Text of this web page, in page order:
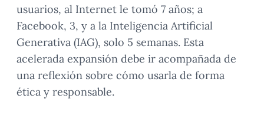
usuarios, al Internet le tomó 7 años; a
Facebook, 3, y a la Inteligencia Artificial
Generativa (IAG), solo 5 semanas. Esta
acelerada expansión debe ir acompañada de
una reflexión sobre cómo usarla de forma
ética y responsable.